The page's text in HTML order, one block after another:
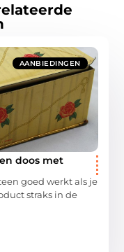
AANBIEDINGEN
doos met
goed werkt als je
straks in de